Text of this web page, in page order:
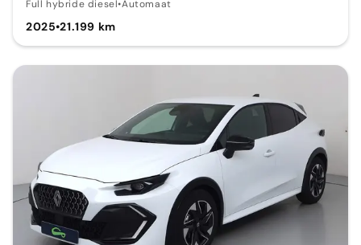
Full hybride diesel•Automaat
2025•21.199 km